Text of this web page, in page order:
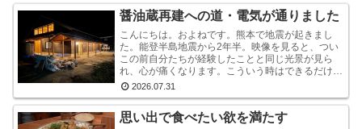
醤油蔵再建への道・電気が通りました
こんにちは。およねです。熊本で地震が起きまし
た。能登半島地震から2年半。映像を見ると、つい
この前自分たちが経験したことと同じ光景が見ら
れ、心が痛くなります。こういう時はできるだけ情
報から離れたほうがいいと言いますが・・・気にな
ります。気にな...
2026.07.31
思い出で食べたい欲を満たす